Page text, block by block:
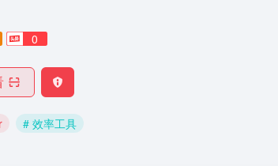
0
# 效率工具